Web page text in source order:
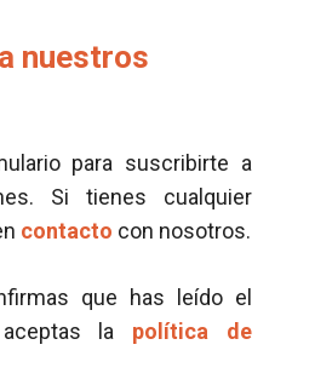
nuestros
para suscribirte a
Si tienes cualquier
contacto con nosotros.
que has leído el
la política de